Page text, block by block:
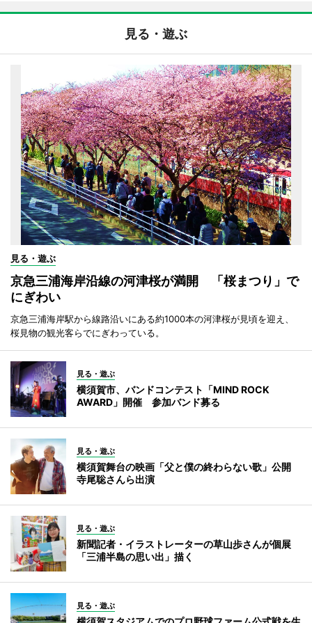
見る・遊ぶ
見る・遊ぶ
京急三浦海岸沿線の河津桜が満開 「桜まつり」で
にぎわい
京急三浦海岸駅から線路沿いにある約1000本の河津桜が見頃を迎え、
桜見物の観光客らでにぎわっている。
見る・遊ぶ
横須賀市、バンドコンテスト「MIND ROCK
AWARD」開催 参加バンド募る
見る・遊ぶ
横須賀舞台の映画「父と僕の終わらない歌」公開
寺尾聡さんら出演
見る・遊ぶ
新聞記者・イラストレーターの草山歩さんが個展
「三浦半島の思い出」描く
見る・遊ぶ